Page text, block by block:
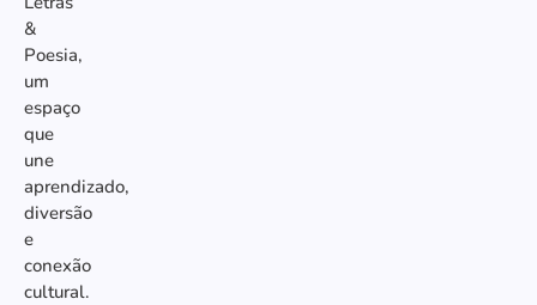
&
Poesia,
um
espaço
que
une
aprendizado,
diversão
e
conexão
cultural.